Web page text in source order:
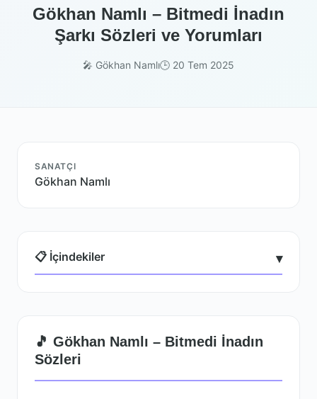
Gökhan Namlı – Bitmedi İnadın
Şarkı Sözleri ve Yorumları
🎤 Gökhan Namlı🕒 20 Tem 2025
SANATÇI
Gökhan Namlı
📋 İçindekiler ▾
🎵 Gökhan Namlı – Bitmedi İnadın
Sözleri